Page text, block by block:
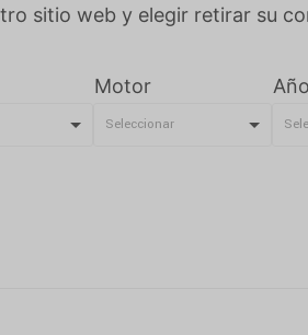
sitio web y elegir retirar su
Motor Año